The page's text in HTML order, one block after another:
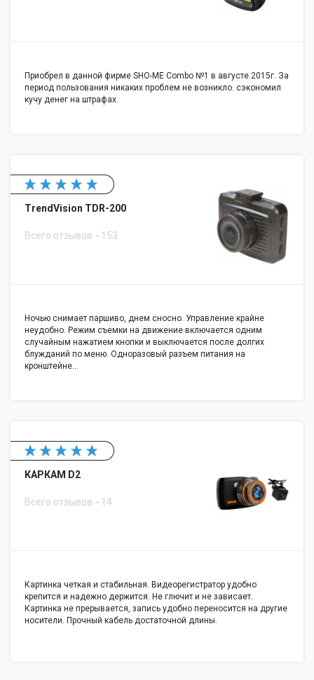
Приобрел в данной фирме SHO-ME Combo №1 в августе 2015г. За
период пользования никаких проблем не возникло. сэкономил
кучу денег на штрафах.
TrendVision TDR-200
Всего отзывов 153
Ночью снимает паршиво, днем сносно. Управление крайне
неудобно. Режим съемки на движение включается одним
случайным нажатием кнопки и выключается после долгих
блужданий по меню. Одноразовый разъем питания на
кронштейне…
КАРКАМ D2
Всего отзывов 14
Картинка четкая и стабильная. Видеорегистратор удобно
крепится и надежно держится. Не глючит и не зависает.
Картинка не прерывается, запись удобно переносится на другие
носители. Прочный кабель достаточной длины.